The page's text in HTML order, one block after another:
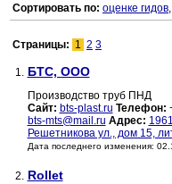
Сортировать по: оценке гидов,
Страницы: 1 2 3
1. БТС, ООО
Производство труб ПНД
Сайт: bts-plast.ru Телефон:
bts-mts@mail.ru Адрес:
Решетникова ул., дом 15,
Дата последнего изменения:
2. Rollet